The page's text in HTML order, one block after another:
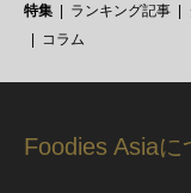
特集
ランキング記事
コラム
Foodies Asiaに